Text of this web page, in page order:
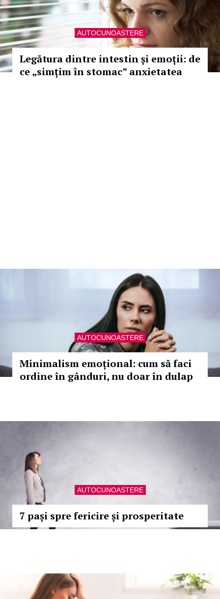
AUTOCUNOASTERE
Legătura dintre intestin și emoții: de
ce „simțim în stomac” anxietatea
AUTOCUNOASTERE
Minimalism emoțional: cum să faci
ordine în gânduri, nu doar în dulap
AUTOCUNOASTERE
7 pași spre fericire și prosperitate